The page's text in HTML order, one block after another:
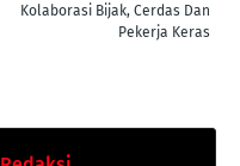
Kolaborasi Bijak, Cerdas Dan
Pekerja Keras